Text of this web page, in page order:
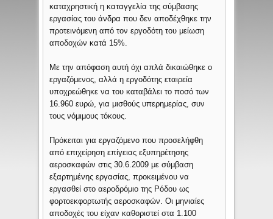
καταχρηστική η καταγγελία της σύμβασης
εργασίας του άνδρα που δεν αποδέχθηκε την
προτεινόμενη από τον εργοδότη του μείωση
αποδοχών κατά 15%.
Με την απόφαση αυτή όχι απλά δικαιώθηκε ο
εργαζόμενος, αλλά η εργοδότης εταιρεία
υποχρεώθηκε να του καταβάλει το ποσό των
16.960 ευρώ, για μισθούς υπερημερίας, συν
τους νόμιμους τόκους.
Πρόκειται για εργαζόμενο που προσελήφθη
από επιχείρηση επίγειας εξυπηρέτησης
αεροσκαφών στις 30.6.2009 με σύμβαση
εξαρτημένης εργασίας, προκειμένου να
εργασθεί στο αεροδρόμιο της Ρόδου ως
φορτοεκφορτωτής αεροσκαφών. Οι μηνιαίες
αποδοχές του είχαν καθοριστεί στα 1.100